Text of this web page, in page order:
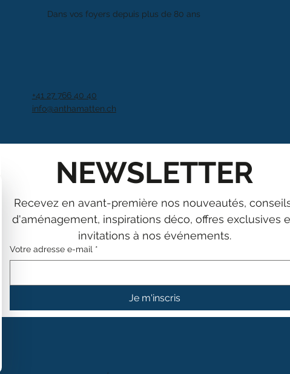
Dans vos foyers depuis plus de 80 ans
+41 27 766 40 40
info@anthamatten.ch
NEWSLETTER
Recevez en avant-première nos nouveautés,
d'aménagement, inspirations déco, offres exclusives
invitations à nos événements.
Votre adresse e-mail *
Je m'inscris